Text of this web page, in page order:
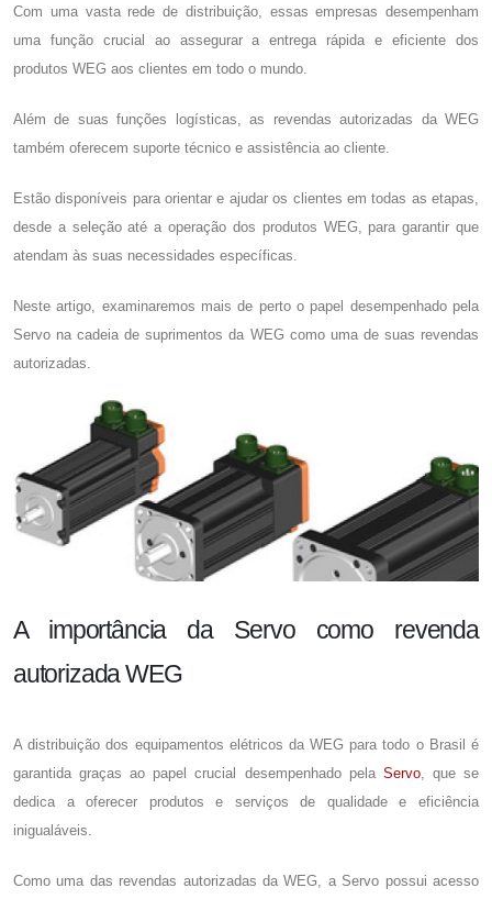
Com uma vasta rede de distribuição, essas empresas desempenham
uma função crucial ao assegurar a entrega rápida e eficiente dos
produtos WEG aos clientes em todo o mundo.
Além de suas funções logísticas, as revendas autorizadas da WEG
também oferecem suporte técnico e assistência ao cliente.
Estão disponíveis para orientar e ajudar os clientes em todas as etapas,
desde a seleção até a operação dos produtos WEG, para garantir que
atendam às suas necessidades específicas.
Neste artigo, examinaremos mais de perto o papel desempenhado pela
Servo na cadeia de suprimentos da WEG como uma de suas revendas
autorizadas.
A importância da Servo como revenda
autorizada WEG
A distribuição dos equipamentos elétricos da WEG para todo o Brasil é
garantida graças ao papel crucial desempenhado pela Servo, que se
dedica a oferecer produtos e serviços de qualidade e eficiência
inigualáveis.
Como uma das revendas autorizadas da WEG, a Servo possui acesso